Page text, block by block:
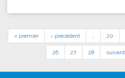
« premier ‹ précédent … 20
26 27 28 suivant